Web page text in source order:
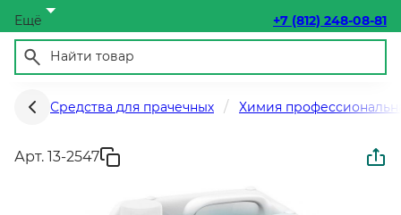
Ещё +7 (812) 248-08-81
Средства для прачечных Химия
Арт. 13-2547